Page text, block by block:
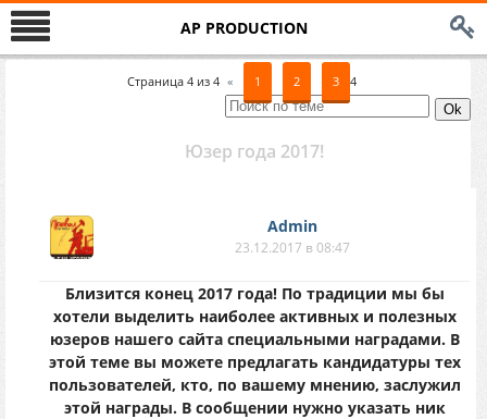
AP PRODUCTION
Страница 4 из 4 « 1 2 3 4
Юзер года 2017!
Аdmin
23.12.2017 в 08:47
Близится конец 2017 года! По традиции мы бы
хотели выделить наиболее активных и полезных
юзеров нашего сайта специальными наградами. В
этой теме вы можете предлагать кандидатуры тех
пользователей, кто, по вашему мнению, заслужил
этой награды. В сообщении нужно указать ник